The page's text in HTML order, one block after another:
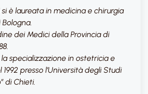
è laureata in medicina e chirurgia
Bologna.
dei Medici della Provincia di
specializzazione in ostetricia e
presso l’Università degli Studi
di Chieti.